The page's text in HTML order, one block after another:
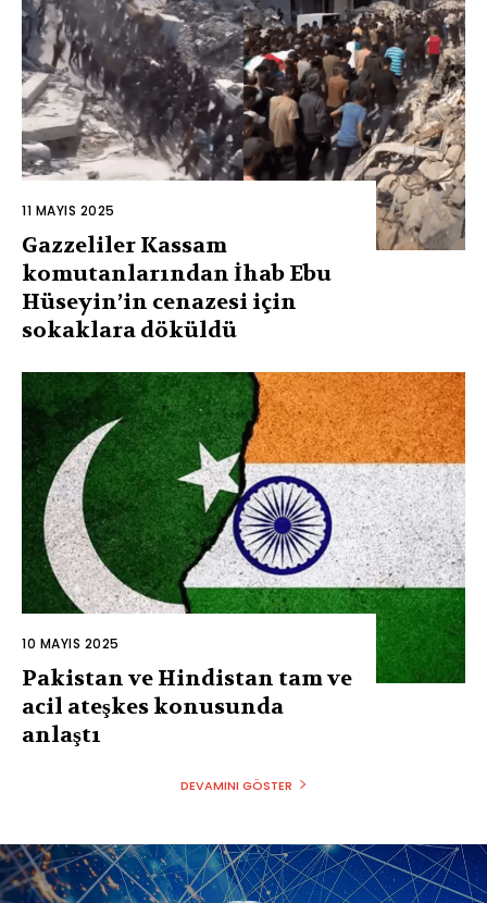
11 MAYIS 2025
Gazzeliler Kassam
komutanlarından İhab Ebu
Hüseyin’in cenazesi için
sokaklara döküldü
10 MAYIS 2025
Pakistan ve Hindistan tam ve
acil ateşkes konusunda
anlaştı
DEVAMINI GÖSTER